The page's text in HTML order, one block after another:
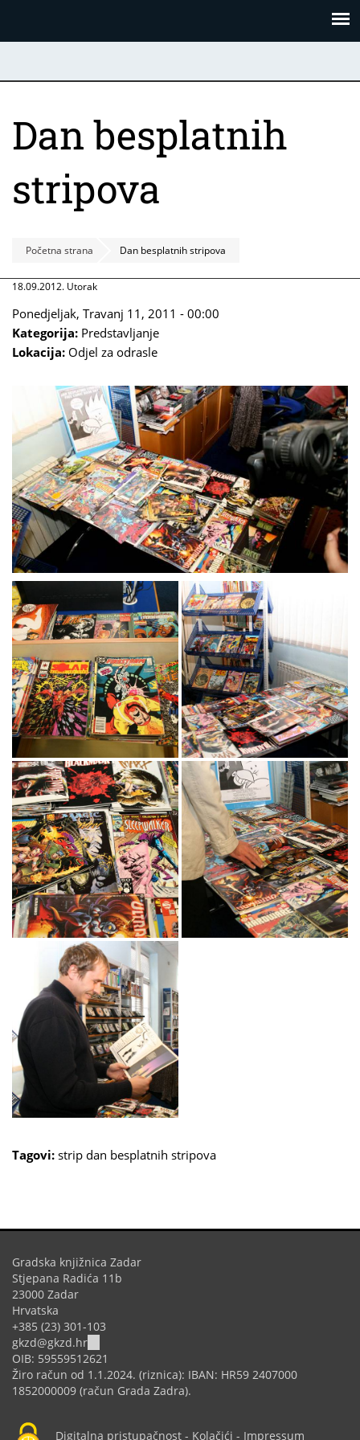
Dan besplatnih
stripova
Početna strana Dan besplatnih stripova
18.09.2012. Utorak
Ponedjeljak, Travanj 11, 2011 - 00:00
Kategorija: Predstavljanje
Lokacija: Odjel za odrasle
Tagovi: strip dan besplatnih stripova
Gradska knjižnica Zadar
Stjepana Radića 11b
23000 Zadar
Hrvatska
+385 (23) 301-103
gkzd@gkzd.hr
sends
e-
mail)
OIB: 59559512621
Žiro račun od 1.1.2024. (riznica): IBAN: HR59 2407000
1852000009 (račun Grada Zadra).
Digitalna pristupačnost - Kolačići - Impressum